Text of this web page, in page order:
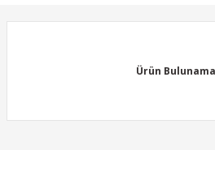
Görüş ve önerileriniz için teşekkür
Ürün